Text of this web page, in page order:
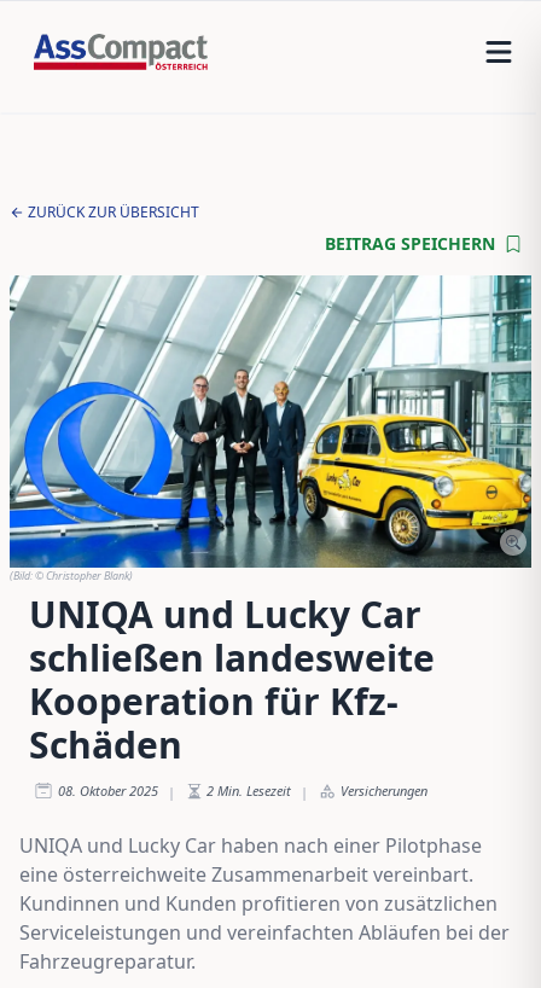
ZURÜCK ZUR ÜBERSICHT
BEITRAG SPEICHERN
(Bild:© Christopher Blank)
UNIQA und Lucky Car
schließen landesweite
Kooperation für Kfz-
Schäden
08. Oktober 2025 | 2 Min. Lesezeit | Versicherungen
UNIQA und Lucky Car haben nach einer Pilotphase
eine österreichweite Zusammenarbeit vereinbart.
Kundinnen und Kunden profitieren von zusätzlichen
Serviceleistungen und vereinfachten Abläufen bei der
Fahrzeugreparatur.